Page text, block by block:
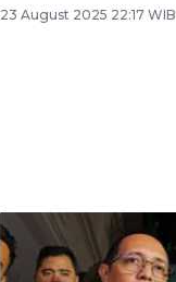
23 August 2025 22:17 WIB